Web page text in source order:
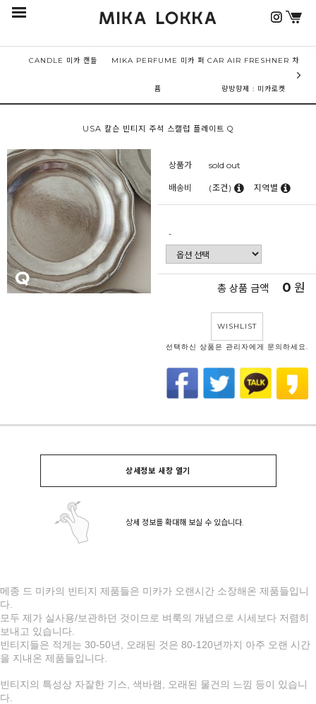
CANDLE 미카 캔들 MIKA PERFUME 미카 퍼
퓸
CAR AIR FRESHNER 차
량방향제 : 미카로켓
USA 칼슨 빈티지 주석 스캘럽 플레이트 Q
상품가 sold out
배송비 (조건) 지역별
-
총 상품 금액 0 원
WISHLIST
선택하신 상품은 관리자에게 문의하세요.
상세정보 새창 열기
상세 정보를 확대해 보실 수 있습니다.
메종 드 미카의 빈티지 제품들은 미카가 오랜시간 소장해온 제품들입니
다.
모두 제가 실사용/보관하던 것이므로 벼룩의 개념으로 시세보다 저렴히
보내고 있습니다.
빈티지들은 적게는 30-50년, 오래된 것은 80-120년까지 아주 오랜 시간
을 지내온 제품들입니다.
빈티지의 특성상 자잘한 기스, 색바램, 오래된 물건의 느낌 등이 있습니
다.